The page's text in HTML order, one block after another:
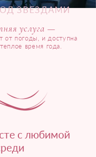
ЗВЕЗДАМИ
услуга —
от погоды, и доступна
время года.
с любимой